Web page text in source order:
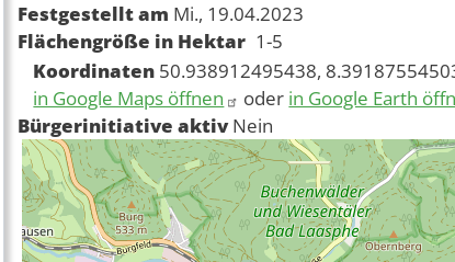
Festgestellt am Mi., 19.04.2023
Flächengröße in Hektar 1-5
Koordinaten 50.938912495438,
in Google Maps öffnen
oder in Google Earth
Bürgerinitiative aktiv Nein